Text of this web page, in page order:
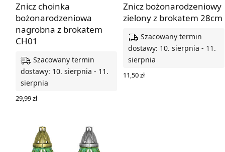
Znicz choinka
bożonarodzeniowa
nagrobna z brokatem
CH01
Szacowany termin
dostawy: 10. sierpnia - 11.
sierpnia
29,99zł
Znicz bożonarodzeniowy
zielony z brokatem 28cm
Szacowany termin
dostawy: 10. sierpnia - 11.
sierpnia
11,50zł